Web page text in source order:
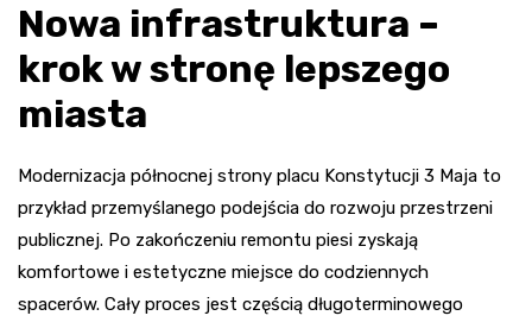
Nowa infrastruktura –
krok w stronę lepszego
miasta
Modernizacja północnej strony placu Konstytucji 3 Maja to
przykład przemyślanego podejścia do rozwoju przestrzeni
publicznej. Po zakończeniu remontu piesi zyskają
komfortowe i estetyczne miejsce do codziennych
spacerów. Cały proces jest częścią długoterminowego